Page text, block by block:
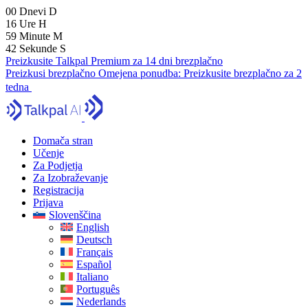
00 Dnevi D
16 Ure H
59 Minute M
41 Sekunde S
Preizkusite Talkpal Premium za 14 dni brezplačno
Preizkusi brezplačno Omejena ponudba: Preizkusite brezplačno za 2
tedna
Domača stran
Učenje
Za Podjetja
Za Izobraževanje
Registracija
Prijava
Slovenščina
English
Deutsch
Français
Español
Italiano
Português
Nederlands